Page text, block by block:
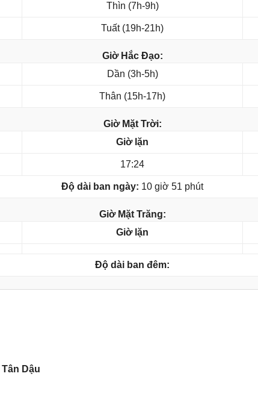
Thìn (7h-9h)
Tuất (19h-21h)
Giờ Hắc Đạo:
Dần (3h-5h)
Thân (15h-17h)
Giờ Mặt Trời:
Giờ lặn
17:24
Độ dài ban ngày: 10 giờ 51 phút
Giờ Mặt Trăng:
Giờ lặn
Độ dài ban đêm:
Tân Dậu